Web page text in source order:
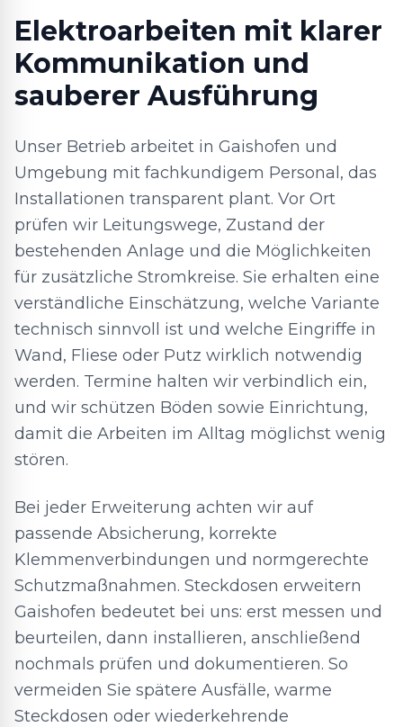
Elektroarbeiten mit klarer
Kommunikation und
sauberer Ausführung
Unser Betrieb arbeitet in Gaishofen und
Umgebung mit fachkundigem Personal, das
Installationen transparent plant. Vor Ort
prüfen wir Leitungswege, Zustand der
bestehenden Anlage und die Möglichkeiten
für zusätzliche Stromkreise. Sie erhalten eine
verständliche Einschätzung, welche Variante
technisch sinnvoll ist und welche Eingriffe in
Wand, Fliese oder Putz wirklich notwendig
werden. Termine halten wir verbindlich ein,
und wir schützen Böden sowie Einrichtung,
damit die Arbeiten im Alltag möglichst wenig
stören.
Bei jeder Erweiterung achten wir auf
passende Absicherung, korrekte
Klemmenverbindungen und normgerechte
Schutzmaßnahmen. Steckdosen erweitern
Gaishofen bedeutet bei uns: erst messen und
beurteilen, dann installieren, anschließend
nochmals prüfen und dokumentieren. So
vermeiden Sie spätere Ausfälle, warme
Steckdosen oder wiederkehrende